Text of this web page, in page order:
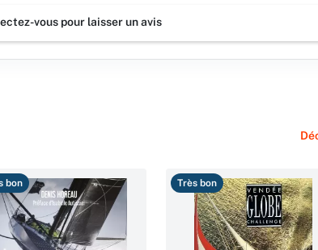
vous pour laisser un avis
bon Très bon